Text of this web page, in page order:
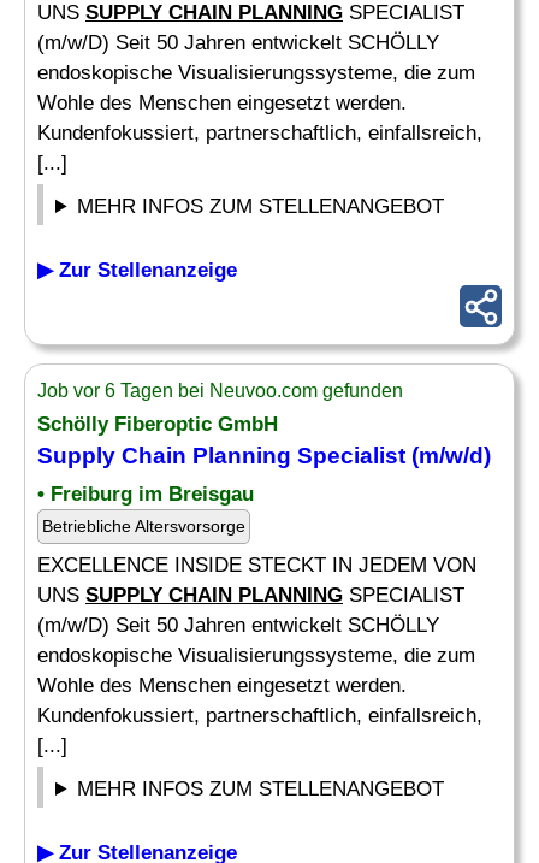
UNS SUPPLY CHAIN PLANNING SPECIALIST
(m/w/D) Seit 50 Jahren entwickelt SCHÖLLY
endoskopische Visualisierungssysteme, die zum
Wohle des Menschen eingesetzt werden.
Kundenfokussiert, partnerschaftlich, einfallsreich,
[...]
MEHR INFOS ZUM STELLENANGEBOT
▶ Zur Stellenanzeige
Job vor 6 Tagen bei Neuvoo.com gefunden
Schölly Fiberoptic GmbH
Supply Chain Planning Specialist (m/w/d)
• Freiburg im Breisgau
Betriebliche Altersvorsorge
EXCELLENCE INSIDE STECKT IN JEDEM VON
UNS SUPPLY CHAIN PLANNING SPECIALIST
(m/w/D) Seit 50 Jahren entwickelt SCHÖLLY
endoskopische Visualisierungssysteme, die zum
Wohle des Menschen eingesetzt werden.
Kundenfokussiert, partnerschaftlich, einfallsreich,
[...]
MEHR INFOS ZUM STELLENANGEBOT
▶ Zur Stellenanzeige